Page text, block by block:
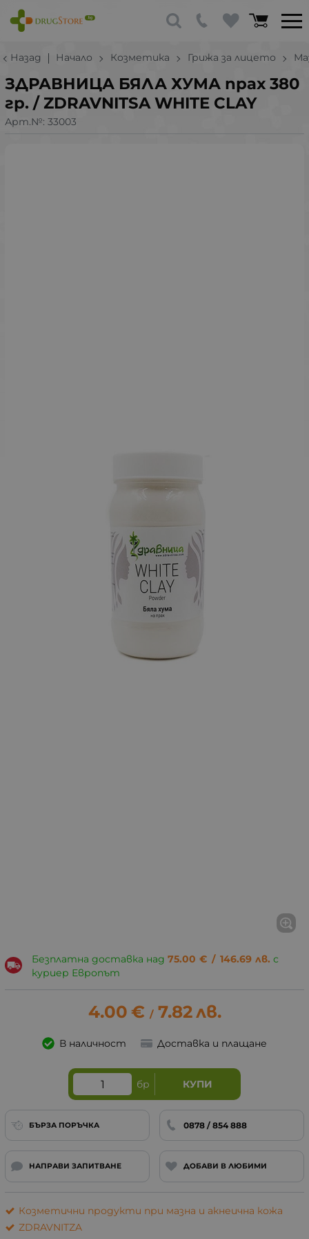
Назад Начало Козметика Грижа за лицето
ЗДРАВНИЦА БЯЛА ХУМА прах 380
гр. / ZDRAVNITSA WHITE CLAY
Арт.№: 33003
Безплатна доставка над 75.00 € / 146.69 лв. с
куриер Европът
4.00 € / 7.82лв.
В наличност Доставка и плащане
бр КУПИ
БЪРЗА ПОРЪЧКА 0878 / 854 888
НАПРАВИ ЗАПИТВАНЕ ДОБАВИ В ЛЮБИМИ
Козметични продукти при мазна и акнеична кожа
ZDRAVNITZA